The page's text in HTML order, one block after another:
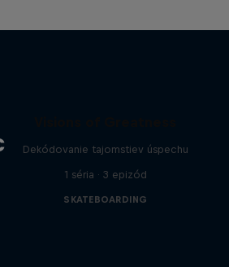
Dekódovanie tajomstiev úspechu
1 séria · 3 epizód
SKATEBOARDING